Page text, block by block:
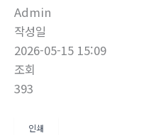
Admin
작성일
2026-05-15 15:09
조회
393
인쇄